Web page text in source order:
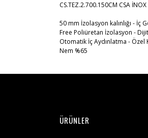
CS.TEZ.2.700.150CM CSA
50 mm İzolasyon kalınlığı - İç
Free Poliüretan İzolasyon -
Otomatik İç Aydınlatma - Özel
Nem %65
ÜRÜNLER